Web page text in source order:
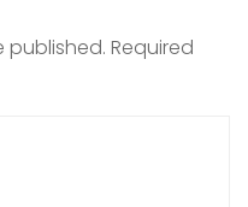
published. Required